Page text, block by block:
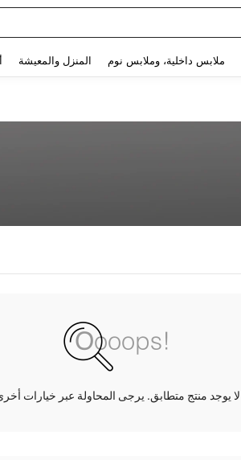
ملابس داخلية، وملابس نوم المنزل والمعيشة
لا يوجد منتج متطابق. يرجى المحاولة عبر خيارات